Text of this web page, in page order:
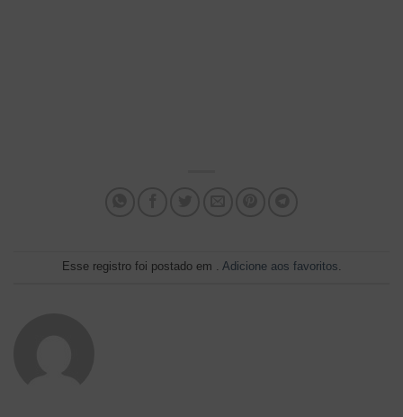
Esse registro foi postado em . Adicione aos favoritos